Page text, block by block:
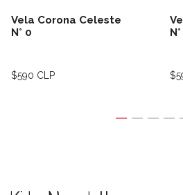
Vela Corona Celeste
N° 0
$590 CLP